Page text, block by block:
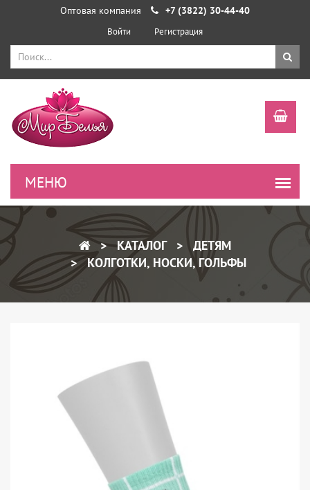
Оптовая компания +7 (3822) 30-44-40
Войти Регистрация
КАТАЛОГ
ДЕТЯМ
КОЛГОТКИ, НОСКИ, ГОЛЬФЫ